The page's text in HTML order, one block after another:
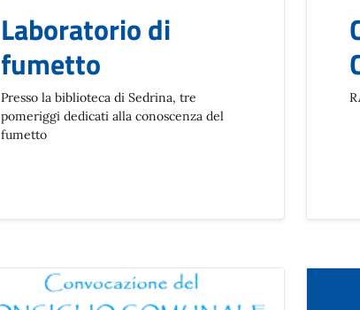
Laboratorio di
fumetto
Presso la biblioteca di Sedrina, tre
pomeriggi dedicati alla conoscenza del
fumetto